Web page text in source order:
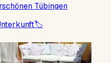
Tübingen
🏷